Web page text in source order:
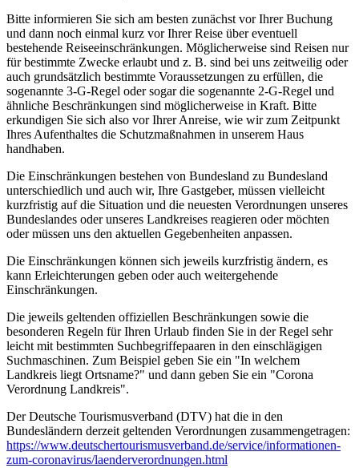
Bitte informieren Sie sich am besten zunächst vor Ihrer Buchung
und dann noch einmal kurz vor Ihrer Reise über eventuell
bestehende Reiseeinschränkungen. Möglicherweise sind Reisen nur
für bestimmte Zwecke erlaubt und z. B. sind bei uns zeitweilig oder
auch grundsätzlich bestimmte Voraussetzungen zu erfüllen, die
sogenannte 3-G-Regel oder sogar die sogenannte 2-G-Regel und
ähnliche Beschränkungen sind möglicherweise in Kraft. Bitte
erkundigen Sie sich also vor Ihrer Anreise, wie wir zum Zeitpunkt
Ihres Aufenthaltes die Schutzmaßnahmen in unserem Haus
handhaben.
Die Einschränkungen bestehen von Bundesland zu Bundesland
unterschiedlich und auch wir, Ihre Gastgeber, müssen vielleicht
kurzfristig auf die Situation und die neuesten Verordnungen unseres
Bundeslandes oder unseres Landkreises reagieren oder möchten
oder müssen uns den aktuellen Gegebenheiten anpassen.
Die Einschränkungen können sich jeweils kurzfristig ändern, es
kann Erleichterungen geben oder auch weitergehende
Einschränkungen.
Die jeweils geltenden offiziellen Beschränkungen sowie die
besonderen Regeln für Ihren Urlaub finden Sie in der Regel sehr
leicht mit bestimmten Suchbegriffepaaren in den einschlägigen
Suchmaschinen. Zum Beispiel geben Sie ein "In welchem
Landkreis liegt Ortsname?" und dann geben Sie ein "Corona
Verordnung Landkreis".
Der Deutsche Tourismusverband (DTV) hat die in den
Bundesländern derzeit geltenden Verordnungen zusammengetragen:
https://www.deutscher­tourismusverband.de/­service/­informationen-
zum-coronavirus/­laenderverordnungen.html